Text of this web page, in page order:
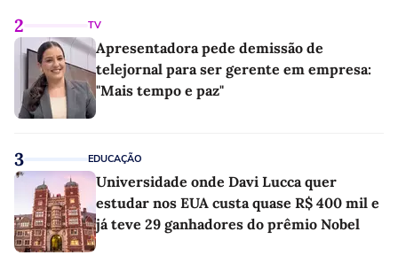
2 TV
Apresentadora pede demissão de
telejornal para ser gerente em empresa:
"Mais tempo e paz"
3 EDUCAÇÃO
Universidade onde Davi Lucca quer
estudar nos EUA custa quase R$ 400 mil e
já teve 29 ganhadores do prêmio Nobel